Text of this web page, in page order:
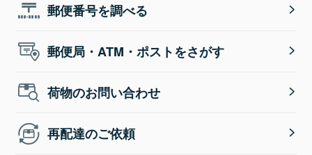
郵便番号を調べる
郵便局・ATM・ポストをさがす
荷物のお問い合わせ
再配達のご依頼